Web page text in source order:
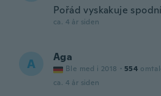
Pořád vyskakuje
ca. 4 år siden
A Aga
Ble med i 2018 · 554
ca. 4 år siden